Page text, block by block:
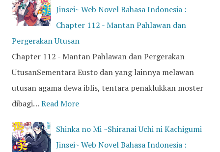
Jinsei~ Web Novel Bahasa Indonesia :
Chapter 112 - Mantan Pahlawan dan
Pergerakan Utusan
Chapter 112 - Mantan Pahlawan dan Pergerakan
UtusanSementara Eusto dan yang lainnya melawan
utusan agama dewa iblis, tentara penaklukkan moster
dibagi…Read More
Shinka no Mi ~Shiranai Uchi ni Kachigumi
Jinsei~ Web Novel Bahasa Indonesia :